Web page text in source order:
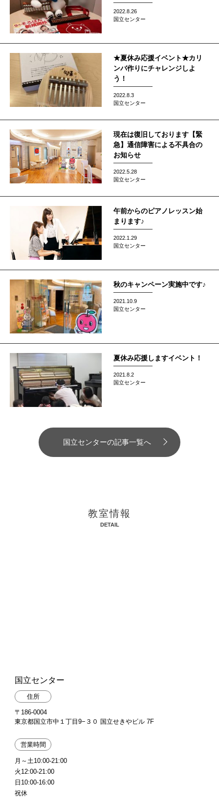
2022.8.26
国立センター
★夏休み応援イベント★カリ
ンバ作りにチャレンジしよ
う！
2022.8.3
国立センター
現在は復旧しております【緊
急】通信障害による不具合の
お知らせ
2022.5.28
国立センター
午前からのピアノレッスン始
まります♪
2022.1.29
国立センター
秋のキャンペーン実施中です♪
2021.10.9
国立センター
夏休み応援しますイベント！
2021.8.2
国立センター
国立センターの記事一覧へ
教室情報
DETAIL
国立センター
住所
〒186-0004
東京都国立市中１丁目9−３０ 国立せきやビル 7F
営業時間
月～土10:00-21:00
火12:00-21:00
日10:00-16:00
祝休